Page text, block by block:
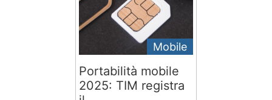
Mobile
Portabilità mobile
2025: TIM registra